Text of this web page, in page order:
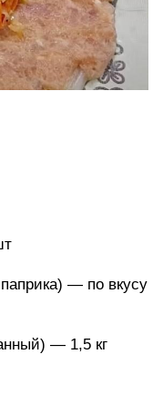
— по вкусу
— 1,5 кг